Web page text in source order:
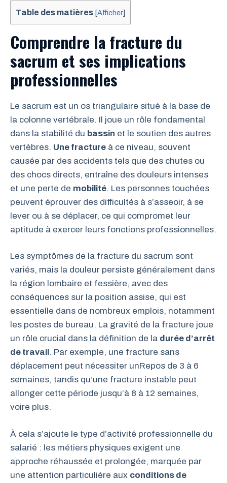
Table des matières [Afficher]
Comprendre la fracture du
sacrum et ses implications
professionnelles
Le sacrum est un os triangulaire situé à la base de
la colonne vertébrale. Il joue un rôle fondamental
dans la stabilité du bassin et le soutien des autres
vertèbres. Une fracture à ce niveau, souvent
causée par des accidents tels que des chutes ou
des chocs directs, entraîne des douleurs intenses
et une perte de mobilité. Les personnes touchées
peuvent éprouver des difficultés à s’asseoir, à se
lever ou à se déplacer, ce qui compromet leur
aptitude à exercer leurs fonctions professionnelles.
Les symptômes de la fracture du sacrum sont
variés, mais la douleur persiste généralement dans
la région lombaire et fessière, avec des
conséquences sur la position assise, qui est
essentielle dans de nombreux emplois, notamment
les postes de bureau. La gravité de la fracture joue
un rôle crucial dans la définition de la durée d’arrêt
de travail. Par exemple, une fracture sans
déplacement peut nécessiter unRepos de 3 à 6
semaines, tandis qu’une fracture instable peut
allonger cette période jusqu’à 8 à 12 semaines,
voire plus.
À cela s’ajoute le type d’activité professionnelle du
salarié : les métiers physiques exigent une
approche réhaussée et prolongée, marquée par
une attention particulière aux conditions de